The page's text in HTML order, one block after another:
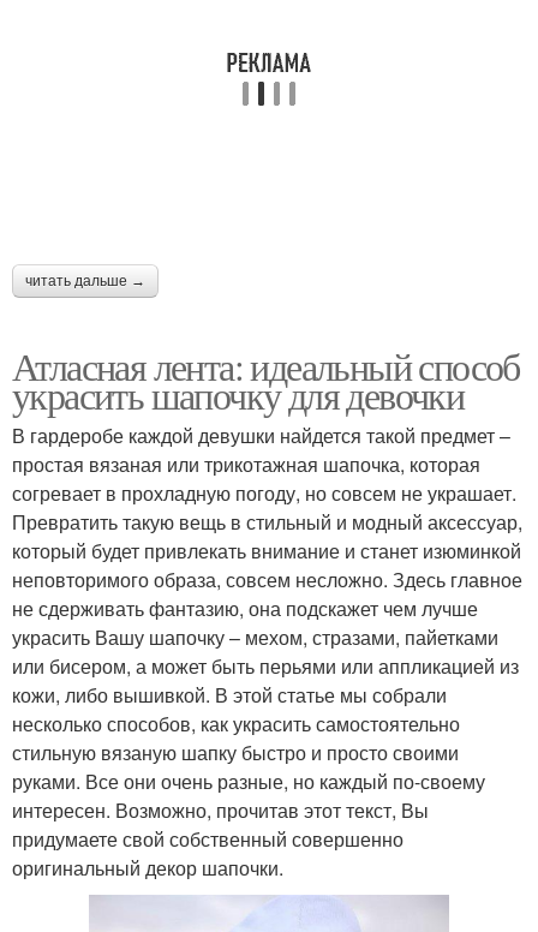
читать дальше →
Атласная лента: идеальный способ
украсить шапочку для девочки
В гардеробе каждой девушки найдется такой предмет –
простая вязаная или трикотажная шапочка, которая
согревает в прохладную погоду, но совсем не украшает.
Превратить такую вещь в стильный и модный аксессуар,
который будет привлекать внимание и станет изюминкой
неповторимого образа, совсем несложно. Здесь главное
не сдерживать фантазию, она подскажет чем лучше
украсить Вашу шапочку – мехом, стразами, пайетками
или бисером, а может быть перьями или аппликацией из
кожи, либо вышивкой. В этой статье мы собрали
несколько способов, как украсить самостоятельно
стильную вязаную шапку быстро и просто своими
руками. Все они очень разные, но каждый по-своему
интересен. Возможно, прочитав этот текст, Вы
придумаете свой собственный совершенно
оригинальный декор шапочки.